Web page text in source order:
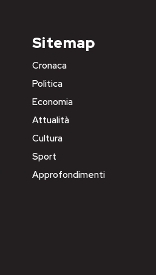
Sitemap
Cronaca
Politica
Economia
Attualità
Cultura
Sport
Approfondimenti